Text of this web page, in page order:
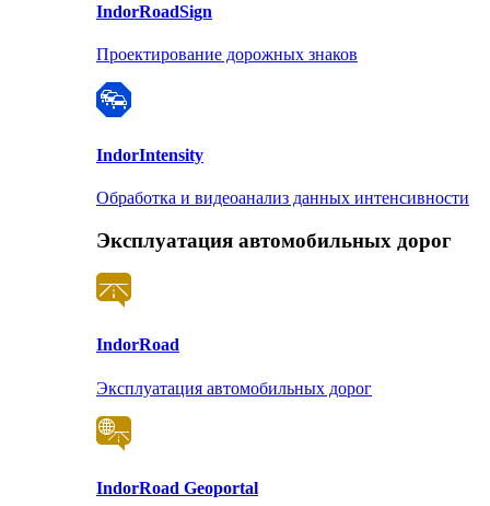
IndorRoadSign
Проектирование дорожных знаков
IndorIntensity
Обработка и видеоанализ данных интенсивности
Эксплуатация автомобильных дорог
IndorRoad
Эксплуатация автомобильных дорог
IndorRoad Geoportal